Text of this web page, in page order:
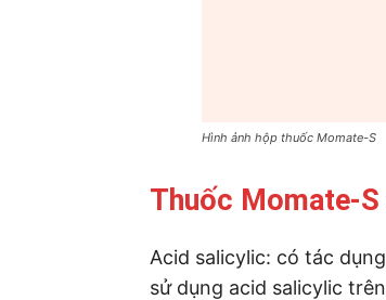
Hình ảnh hộp thuốc Momate-S
Thuốc Momate-
Acid salicylic: có tác
sử dụng acid salicylic